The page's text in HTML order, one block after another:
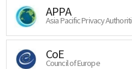
APPA
Asia Pacific Privacy
CoE
Council of Europe